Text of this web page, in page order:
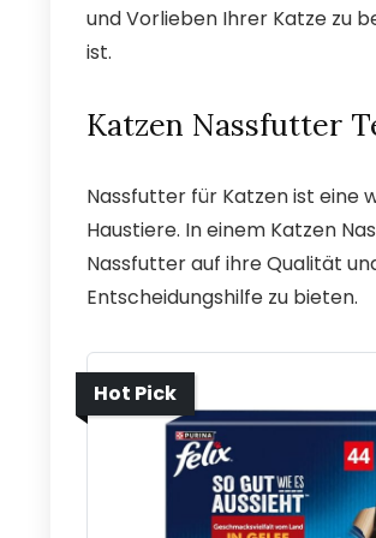
und Vorlieben Ihrer Katze zu
ist.
Katzen Nassfutter
Nassfutter für Katzen ist eine
Haustiere. In einem Katzen
Nassfutter auf ihre Qualität
Entscheidungshilfe zu bieten.
Hot Pick